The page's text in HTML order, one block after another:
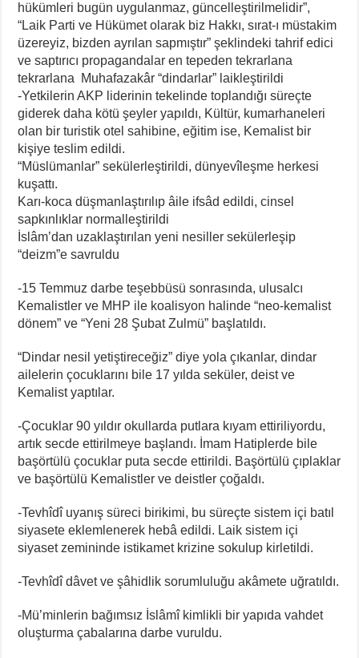
hükümleri bugün uygulanmaz, güncelleştirilmelidir”,
“Laik Parti ve Hükümet olarak biz Hakkı, sırat-ı müstakim
üzereyiz, bizden ayrılan sapmıştır” şeklindeki tahrif edici
ve saptırıcı propagandalar en tepeden tekrarlana
tekrarlana Muhafazakâr “dindarlar” laikleştirildi
-Yetkilerin AKP liderinin tekelinde toplandığı süreçte
giderek daha kötü şeyler yapıldı, Kültür, kumarhaneleri
olan bir turistik otel sahibine, eğitim ise, Kemalist bir
kişiye teslim edildi.
“Müslümanlar” sekülerleştirildi, dünyevîleşme herkesi
kuşattı.
Karı-koca düşmanlaştırılıp âile ifsâd edildi, cinsel
sapkınlıklar normalleştirildi
İslâm’dan uzaklaştırılan yeni nesiller sekülerleşip
“deizm”e savruldu
-15 Temmuz darbe teşebbüsü sonrasında, ulusalcı
Kemalistler ve MHP ile koalisyon halinde “neo-kemalist
dönem” ve “Yeni 28 Şubat Zulmü” başlatıldı.
“Dindar nesil yetiştireceğiz” diye yola çıkanlar, dindar
ailelerin çocuklarını bile 17 yılda seküler, deist ve
Kemalist yaptılar.
-Çocuklar 90 yıldır okullarda putlara kıyam ettiriliyordu,
artık secde ettirilmeye başlandı. İmam Hatiplerde bile
başörtülü çocuklar puta secde ettirildi. Başörtülü çıplaklar
ve başörtülü Kemalistler ve deistler çoğaldı.
-Tevhîdî uyanış süreci birikimi, bu süreçte sistem içi batıl
siyasete eklemlenerek hebâ edildi. Laik sistem içi
siyaset zemininde istikamet krizine sokulup kirletildi.
-Tevhîdî dâvet ve şâhidlik sorumluluğu akâmete uğratıldı.
-Mü’minlerin bağımsız İslâmî kimlikli bir yapıda vahdet
oluşturma çabalarına darbe vuruldu.